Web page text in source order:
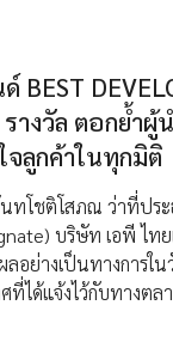
BEST
รางวัล ตอกย้ำผู้
จลูกค้าในทุกมิติ
ทโชติโสภณ ว่าที่ประ
บริษัท เอพี ไท
อย่างเป็นทางการใ
ที่ได้แจ้งไว้กับทางต